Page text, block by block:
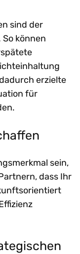
sind der
können
erzielte
für
sein,
dass Ihr